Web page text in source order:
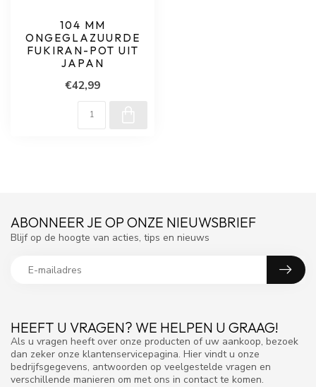
104 MM
ONGEGLAZUURDE
FUKIRAN-POT UIT
JAPAN
€42,99
HEEFT U VRAGEN? WE HELPEN U GRAAG!
Als u vragen heeft over onze producten of uw aankoop, bezoek
dan zeker onze klantenservicepagina. Hier vindt u onze
bedrijfsgegevens, antwoorden op veelgestelde vragen en
verschillende manieren om met ons in contact te komen.
ABONNEER JE OP ONZE NIEUWSBRIEF
Blijf op de hoogte van acties, tips en nieuws